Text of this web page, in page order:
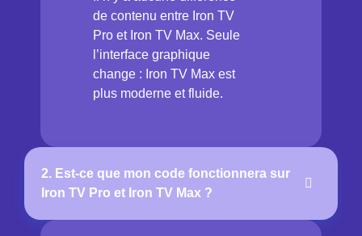
de contenu entre Iron TV
Pro et Iron TV Max. Seule
l’interface graphique
change : Iron TV Max est
plus moderne et fluide.
2. Est-ce que mon code fonctionnera sur
Iron TV Pro et Iron TV Max ?